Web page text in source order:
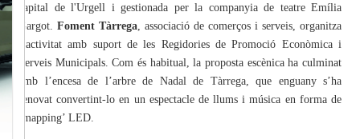
capital de l'Urgell i gestionada per la companyia de teatre Emília
Gargot. Foment Tàrrega , associació de comerços i serveis, organitza
l’activitat amb suport de les Regidories de Promoció Econòmica i
Serveis Municipals. Com és habitual, la proposta escènica ha culminat
amb l’encesa de l’arbre de Nadal de Tàrrega, que enguany s’ha
renovat convertint-lo en un espectacle de llums i música en forma de
‘mapping’ LED.